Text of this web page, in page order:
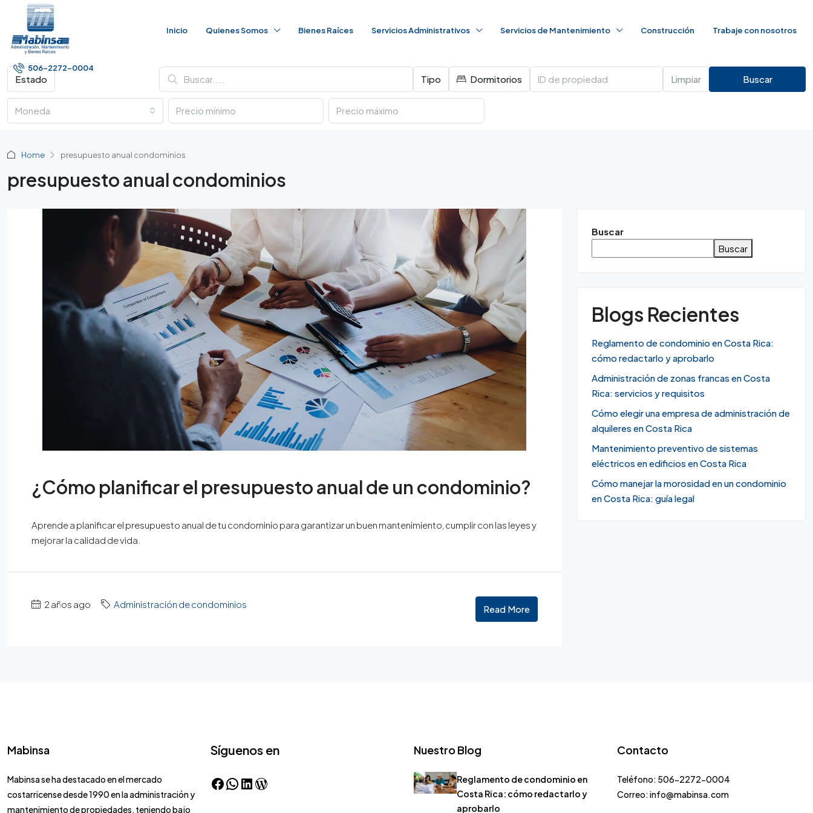
Inicio Quienes Somos Bienes Raíces Servicios Administrativos Servicios de Mantenimiento Construcción Trabaje con nosotros
506-2272-0004
Estado Tipo Dormitorios Limpiar Buscar
Moneda
Home presupuesto anual condominios
presupuesto anual condominios
¿Cómo planificar el presupuesto anual de un condominio?
Aprende a planificar el presupuesto anual de tu condominio para garantizar un buen mantenimiento, cumplir con las leyes y
mejorar la calidad de vida.
2 años ago Administración de condominios Read More
Buscar
Buscar
Blogs Recientes
Reglamento de condominio en Costa Rica:
cómo redactarlo y aprobarlo
Administración de zonas francas en Costa
Rica: servicios y requisitos
Cómo elegir una empresa de administración de
alquileres en Costa Rica
Mantenimiento preventivo de sistemas
eléctricos en edificios en Costa Rica
Cómo manejar la morosidad en un condominio
en Costa Rica: guía legal
Mabinsa
Mabinsa se ha destacado en el mercado
costarricense desde 1990 en la administración y
mantenimiento de propiedades, teniendo bajo
Síguenos en Nuestro Blog
Reglamento de condominio en
Costa Rica: cómo redactarlo y
aprobarlo
Contacto
Teléfono: 506-2272-0004
Correo: info@mabinsa.com